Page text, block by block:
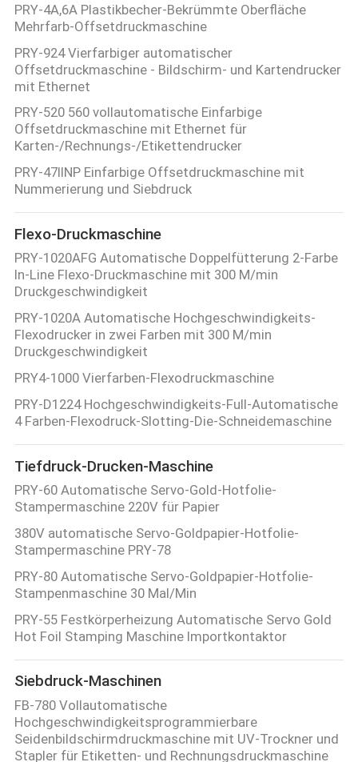
PRY-4A,6A Plastikbecher-Bekrümmte Oberfläche
Mehrfarb-Offsetdruckmaschine
PRY-924 Vierfarbiger automatischer
Offsetdruckmaschine - Bildschirm- und Kartendrucker
mit Ethernet
PRY-520 560 vollautomatische Einfarbige
Offsetdruckmaschine mit Ethernet für
Karten-/Rechnungs-/Etikettendrucker
PRY-47IINP Einfarbige Offsetdruckmaschine mit
Nummerierung und Siebdruck
Flexo-Druckmaschine
PRY-1020AFG Automatische Doppelfütterung 2-Farbe
In-Line Flexo-Druckmaschine mit 300 M/min
Druckgeschwindigkeit
PRY-1020A Automatische Hochgeschwindigkeits-
Flexodrucker in zwei Farben mit 300 M/min
Druckgeschwindigkeit
PRY4-1000 Vierfarben-Flexodruckmaschine
PRY-D1224 Hochgeschwindigkeits-Full-Automatische
4 Farben-Flexodruck-Slotting-Die-Schneidemaschine
Tiefdruck-Drucken-Maschine
PRY-60 Automatische Servo-Gold-Hotfolie-
Stampermaschine 220V für Papier
380V automatische Servo-Goldpapier-Hotfolie-
Stampermaschine PRY-78
PRY-80 Automatische Servo-Goldpapier-Hotfolie-
Stampenmaschine 30 Mal/Min
PRY-55 Festkörperheizung Automatische Servo Gold
Hot Foil Stamping Maschine Importkontaktor
Siebdruck-Maschinen
FB-780 Vollautomatische
Hochgeschwindigkeitsprogrammierbare
Seidenbildschirmdruckmaschine mit UV-Trockner und
Stapler für Etiketten- und Rechnungsdruckmaschine